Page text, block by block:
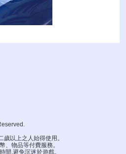
以上之人始得使用。
、物品等付費服務。
間,避免沉迷於遊戲。